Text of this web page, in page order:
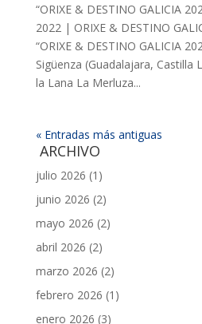
“ORIXE & DESTINO GALICIA
2022 | ORIXE & DESTINO
“ORIXE & DESTINO GALICIA
Sigüenza (Guadalajara, Castilla
la Lana La Merluza...
« Entradas más antiguas
ARCHIVO
julio 2026 (1)
junio 2026 (2)
mayo 2026 (2)
abril 2026 (2)
marzo 2026 (2)
febrero 2026 (1)
enero 2026 (3)